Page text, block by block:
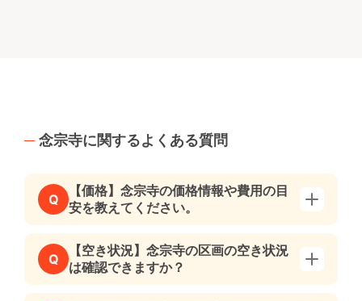
念宗寺に関するよくある質問
Q
【価格】念宗寺の価格情報や費用の目
安を教えてください。
Q
【空き状況】念宗寺の区画の空き状況
は確認できますか？